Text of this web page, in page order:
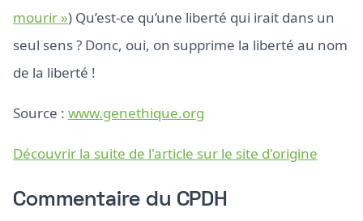
mourir ») Qu’est-ce qu’une liberté qui irait dans un
seul sens ? Donc, oui, on supprime la liberté au nom
de la liberté !
Source : www.genethique.org
Découvrir la suite de l'article sur le site d'origine
Commentaire du CPDH